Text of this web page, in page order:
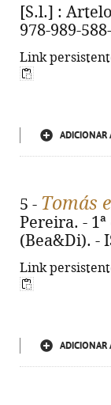
[S.l.] :
978-989-
Link
ADICIONAR
5 - Tomás
Pereira. -
(Bea&Di). -
Link
ADICIONAR